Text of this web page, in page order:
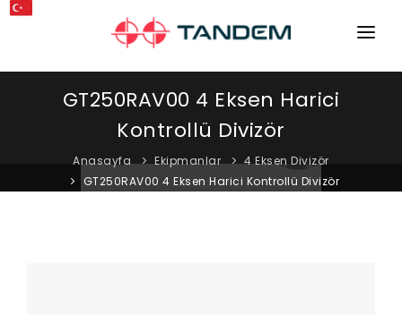
ANA SAYFA
MAKINELER
EKIPMANLAR
GT250RAV00 4 Eksen Harici
Kontrollü Divizör
Anasayfa Ekipmanlar
4 Eksen Divizör
GT250RAV00 4 Eksen Harici Kontrollü Divizör